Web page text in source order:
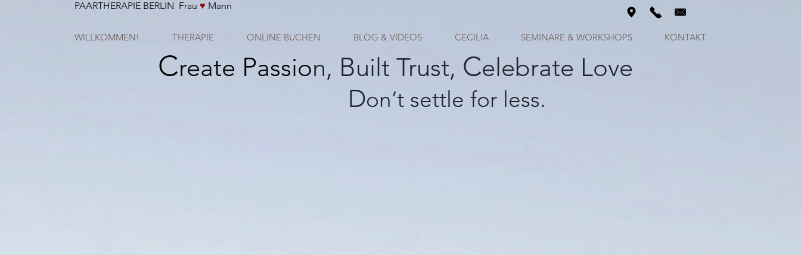
PAARTHERAPIE BERLIN Frau ♥ Mann
WILLKOMMEN! THERAPIE ONLINE BUCHEN BLOG & VIDEOS CECILIA SEMINARE & WORKSHOPS KONTAKT
Create Passion, Built Trust, Celebrate Love
Don’t settle for less.